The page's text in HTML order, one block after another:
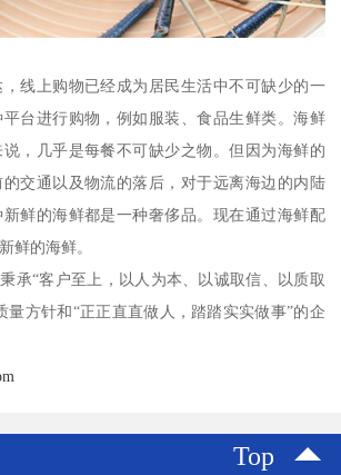
线上购物已经成为居民生活中不可缺少的一
台进行购物，例如服装、食品生鲜类。海鲜
，几乎是每餐不可缺少之物。但因为海鲜的
交通以及物流的落后，对于远离海边的内陆
鲜的海鲜都是一种奢侈品。现在通过海鲜配
鲜的海鲜。
承“客户至上，以人为本、以诚取信、以质取
量方针和“正正直直做人，踏踏实实做事”的企
Top